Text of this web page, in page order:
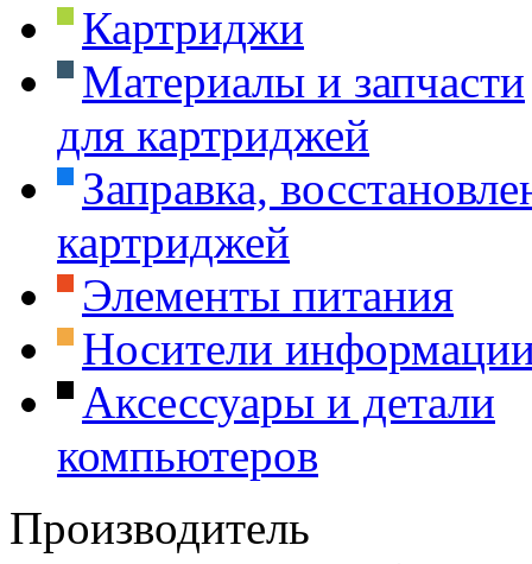
Картриджи
Материалы и запчасти
для картриджей
Заправка,
картриджей
Элементы питания
Носители
Аксессуары и детали
компьютеров
Производитель